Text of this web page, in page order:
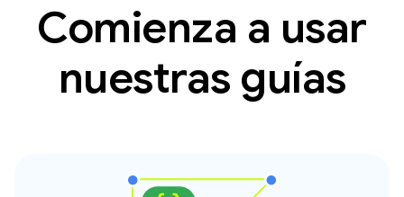
Comienza a usar
nuestras guías